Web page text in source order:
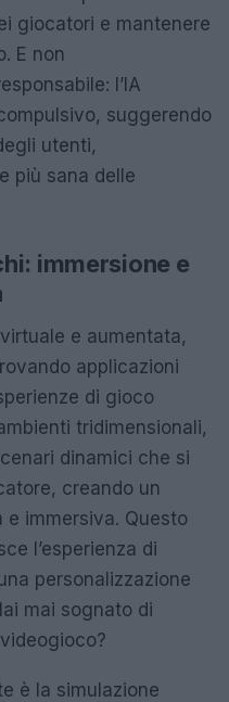
giocatori e mantenere
E non
l’IA
suggerendo
utenti,
più sana delle
immersione e
e aumentata,
applicazioni
di gioco
tridimensionali,
dinamici che si
creando un
e immersiva. Questo
l’esperienza di
personalizzazione
mai sognato di
è la simulazione